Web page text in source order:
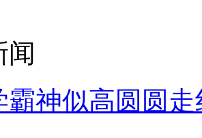
闻
霸神似高圆圆走